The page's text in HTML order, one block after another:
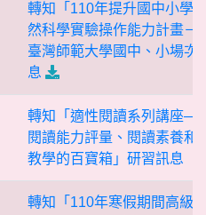
轉知「110年提升國中小學
然科學實驗操作能力計畫－
臺灣師範大學國中、小場次
息
轉知「適性閱讀系列講座—
閱讀能力評量、閱讀素養和
教學的百寶箱」研習訊息
轉知「110年寒假期間高級